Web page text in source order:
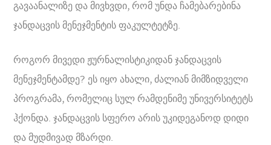
გავაანალიზე და მივხვდი, რომ უნდა ჩამებარებინა
ჯანდაცვის მენეჯმენტის ფაკულტეტზე.
როგორ მივედი ჟურნალისტიკიდან ჯანდაცვის
მენეჯმენტამდე? ეს იყო ახალი, ძალიან მიმზიდველი
პროგრამა, რომელიც სულ რამდენიმე უნივერსიტეტს
ჰქონდა. ჯანდაცვის სფერო არის უკიდეგანოდ დიდი
და მუდმივად მზარდი.